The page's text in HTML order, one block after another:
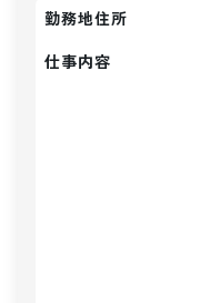
勤務地住所
仕事内容